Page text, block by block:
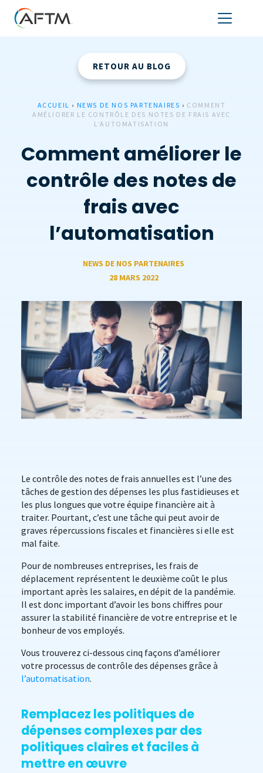
RETOUR AU BLOG
ACCUEIL › NEWS DE NOS PARTENAIRES › COMMENT
AMÉLIORER LE CONTRÔLE DES NOTES DE FRAIS AVEC
L’AUTOMATISATION
Comment améliorer le
contrôle des notes de
frais avec
l’automatisation
NEWS DE NOS PARTENAIRES
28 MARS 2022
Le contrôle des notes de frais annuelles est l’une des
tâches de gestion des dépenses les plus fastidieuses et
les plus longues que votre équipe financière ait à
traiter. Pourtant, c’est une tâche qui peut avoir de
graves répercussions fiscales et financières si elle est
mal faite.
Pour de nombreuses entreprises, les frais de
déplacement représentent le deuxième coût le plus
important après les salaires, en dépit de la pandémie.
Il est donc important d’avoir les bons chiffres pour
assurer la stabilité financière de votre entreprise et le
bonheur de vos employés.
Vous trouverez ci-dessous cinq façons d’améliorer
votre processus de contrôle des dépenses grâce à
l’automatisation.
Remplacez les politiques de
dépenses complexes par des
politiques claires et faciles à
mettre en œuvre